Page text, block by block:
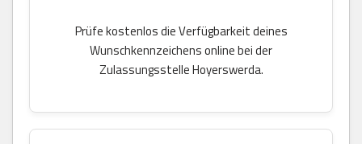
Prüfe kostenlos die Verfügbarkeit deines
Wunschkennzeichens online bei der
Zulassungsstelle Hoyerswerda.